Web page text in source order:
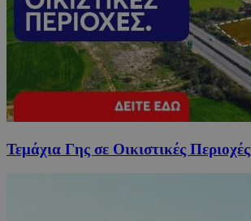
Τεμάχια Γης σε Οικιστικές Περιοχές